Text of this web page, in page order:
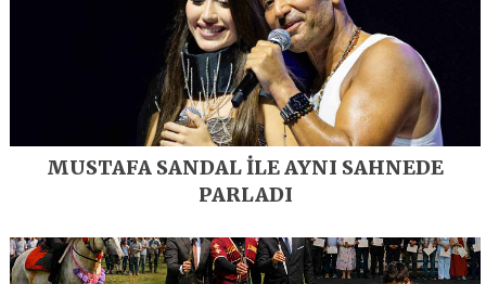
MUSTAFA SANDAL İLE AYNI SAHNEDE
PARLADI